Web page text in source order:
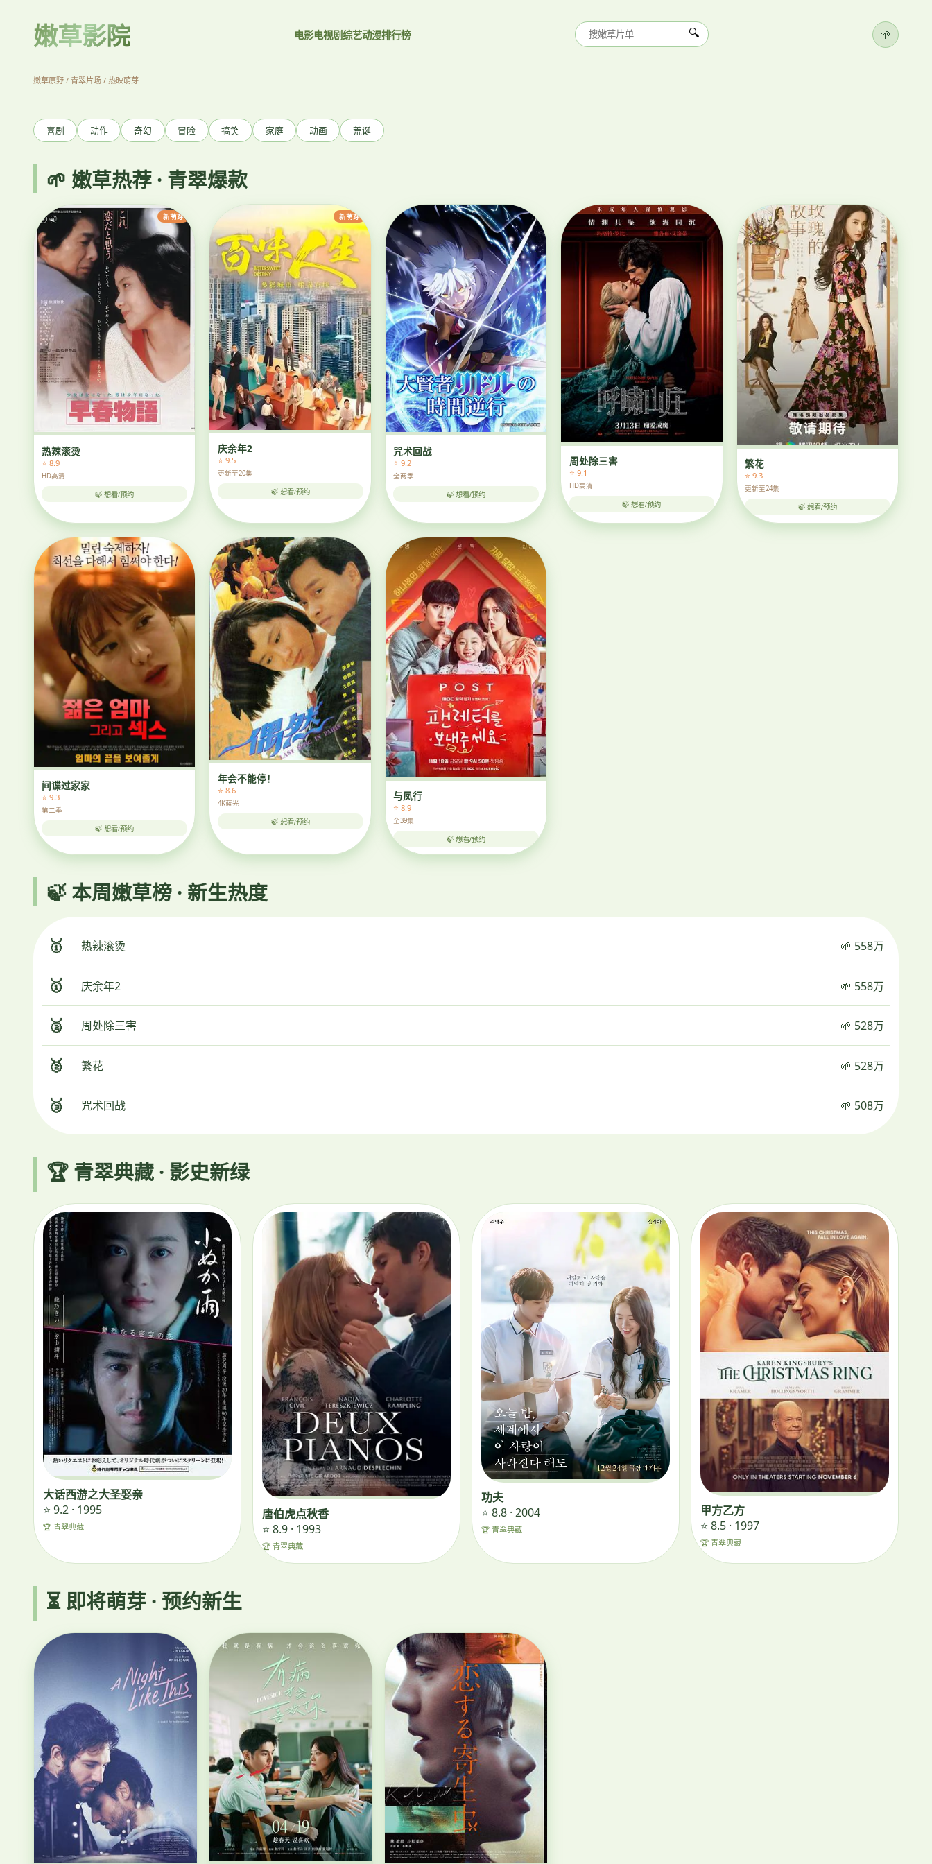
嫩草影院 电影电视剧综艺动漫排行榜 🔍 🌱
嫩草原野 / 青翠片场 / 热映萌芽
庆余年2
喜剧 动作 奇幻 冒险 搞笑 家庭 动画 荒诞
🌱 嫩草热荐 · 青翠爆款
新萌芽
热辣滚烫
⭐ 8.9
HD高清
🍃 想看/预约
新萌芽
庆余年2
⭐ 9.5
更新至20集
🍃 想看/预约
咒术回战
⭐ 9.2
全两季
🍃 想看/预约
周处除三害
⭐ 9.1
HD高清
🍃 想看/预约
繁花
⭐ 9.3
更新至24集
🍃 想看/预约
间谍过家家
⭐ 9.3
第二季
🍃 想看/预约
年会不能停！
⭐ 8.6
4K蓝光
🍃 想看/预约
与凤行
⭐ 8.9
全39集
🍃 想看/预约
🍃 本周嫩草榜 · 新生热度
🥇 热辣滚烫 🌱 558万
🥇 庆余年2 🌱 558万
🥈 周处除三害 🌱 528万
🥈 繁花 🌱 528万
🥉 咒术回战 🌱 508万
🏆 青翠典藏 · 影史新绿
大话西游之大圣娶亲
⭐ 9.2 · 1995
🏆 青翠典藏
唐伯虎点秋香
⭐ 8.9 · 1993
🏆 青翠典藏
功夫
⭐ 8.8 · 2004
🏆 青翠典藏
甲方乙方
⭐ 8.5 · 1997
🏆 青翠典藏
⏳ 即将萌芽 · 预约新生